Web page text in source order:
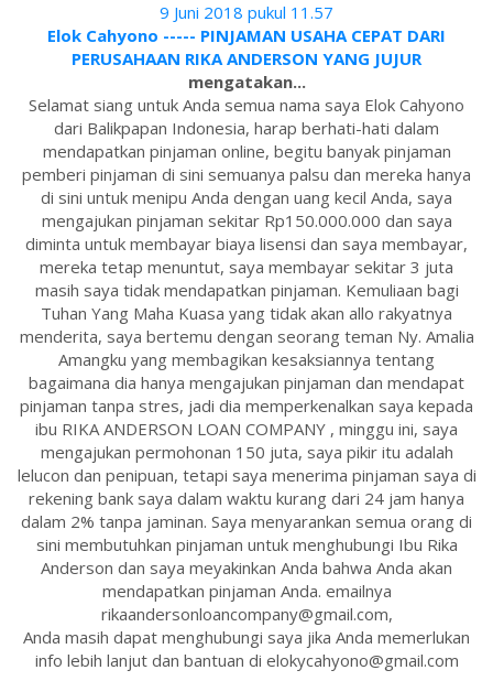
9 Juni 2018 pukul 11.57
Elok Cahyono ----- PINJAMAN USAHA CEPAT DARI
PERUSAHAAN RIKA ANDERSON YANG JUJUR
mengatakan...
Selamat siang untuk Anda semua nama saya Elok Cahyono
dari Balikpapan Indonesia, harap berhati-hati dalam
mendapatkan pinjaman online, begitu banyak pinjaman
pemberi pinjaman di sini semuanya palsu dan mereka hanya
di sini untuk menipu Anda dengan uang kecil Anda, saya
mengajukan pinjaman sekitar Rp150.000.000 dan saya
diminta untuk membayar biaya lisensi dan saya membayar,
mereka tetap menuntut, saya membayar sekitar 3 juta
masih saya tidak mendapatkan pinjaman. Kemuliaan bagi
Tuhan Yang Maha Kuasa yang tidak akan allo rakyatnya
menderita, saya bertemu dengan seorang teman Ny. Amalia
Amangku yang membagikan kesaksiannya tentang
bagaimana dia hanya mengajukan pinjaman dan mendapat
pinjaman tanpa stres, jadi dia memperkenalkan saya kepada
ibu RIKA ANDERSON LOAN COMPANY , minggu ini, saya
mengajukan permohonan 150 juta, saya pikir itu adalah
lelucon dan penipuan, tetapi saya menerima pinjaman saya di
rekening bank saya dalam waktu kurang dari 24 jam hanya
dalam 2% tanpa jaminan. Saya menyarankan semua orang di
sini membutuhkan pinjaman untuk menghubungi Ibu Rika
Anderson dan saya meyakinkan Anda bahwa Anda akan
mendapatkan pinjaman Anda. emailnya
rikaandersonloancompany@gmail.com,
Anda masih dapat menghubungi saya jika Anda memerlukan
info lebih lanjut dan bantuan di elokycahyono@gmail.com